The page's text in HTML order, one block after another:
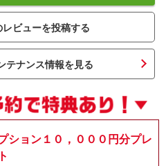
レビューを投稿する
テナンス情報を見る
ション１０，０００円分プレ